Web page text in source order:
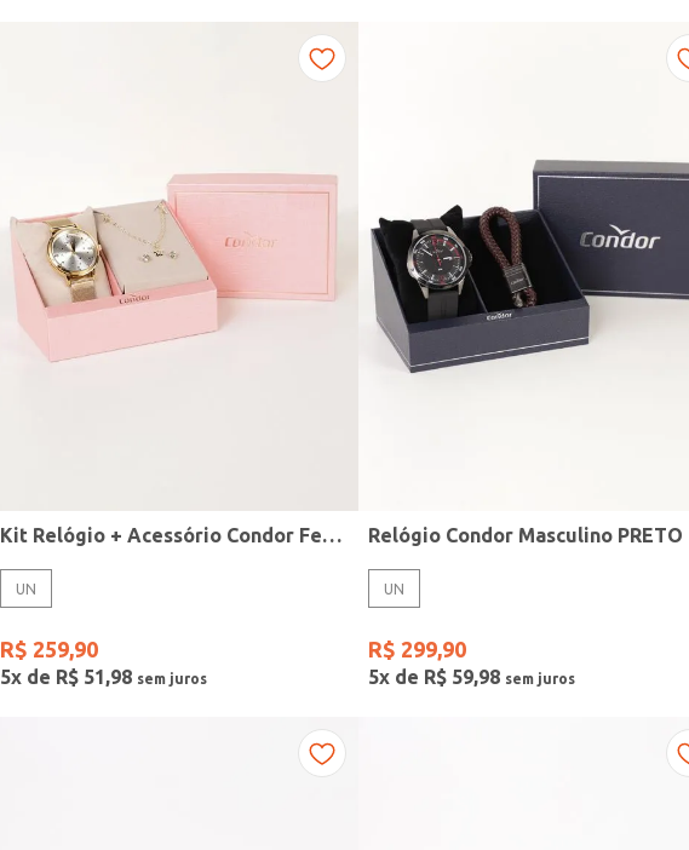
Kit Relógio + Acessório Condor Feminino DOURADO
UN
R$ 259,90
5x de R$ 51 ,98
Relógio Condor Masculino PRETO
UN
R$ 299,90
5x de R$ 59,98